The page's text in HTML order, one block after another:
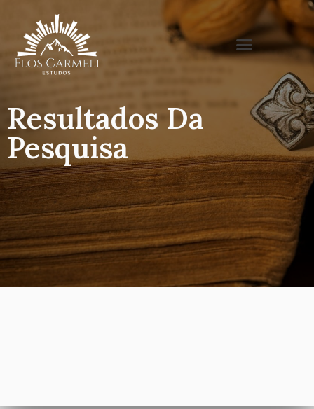
Resultados Da
Pesquisa